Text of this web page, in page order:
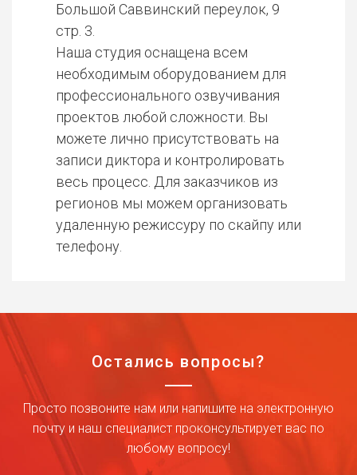
Большой Саввинский переулок, 9
стр. 3.
Наша студия оснащена всем
необходимым оборудованием для
профессионального озвучивания
проектов любой сложности. Вы
можете лично присутствовать на
записи диктора и контролировать
весь процесс. Для заказчиков из
регионов мы можем организовать
удаленную режиссуру по скайпу или
телефону.
Остались вопросы?
Просто позвоните нам или напишите на электронную
почту и наш специалист проконсультирует вас по
любому вопросу!